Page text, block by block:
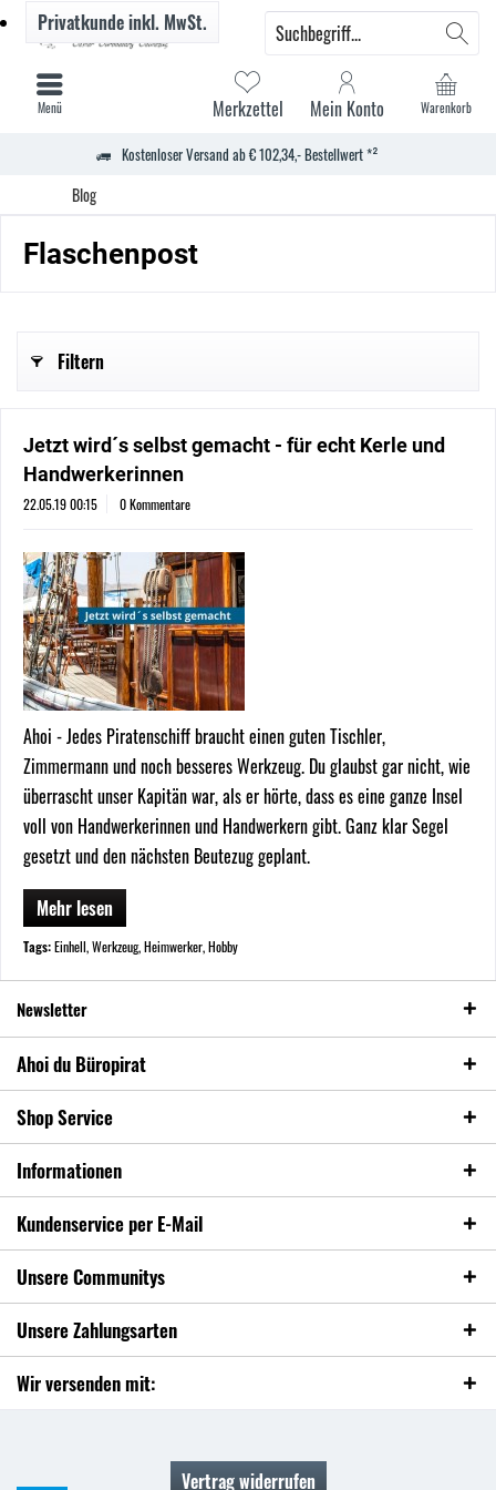
Kostenloser Versand ab € 102,34,- Bestellwert *²
Warenkorb
Merkzettel Mein Konto
Privatkundeinkl. MwSt.
Menü
Blog
Flaschenpost
Filtern
Jetzt wird´s selbst gemacht - für echt Kerle und
Handwerkerinnen
22.05.19 00:15 0 Kommentare
Ahoi - Jedes Piratenschiff braucht einen guten Tischler,
Zimmermann und noch besseres Werkzeug. Du glaubst gar nicht, wie
überrascht unser Kapitän war, als er hörte, dass es eine ganze Insel
voll von Handwerkerinnen und Handwerkern gibt. Ganz klar Segel
gesetzt und den nächsten Beutezug geplant.
Mehr lesen
Tags:Einhell,Werkzeug,Heimwerker,Hobby
Newsletter
Ahoi du Büropirat
Shop Service
Informationen
Kundenservice per E-Mail
Unsere Communitys
Unsere Zahlungsarten
Wir versenden mit:
Vertrag widerrufen